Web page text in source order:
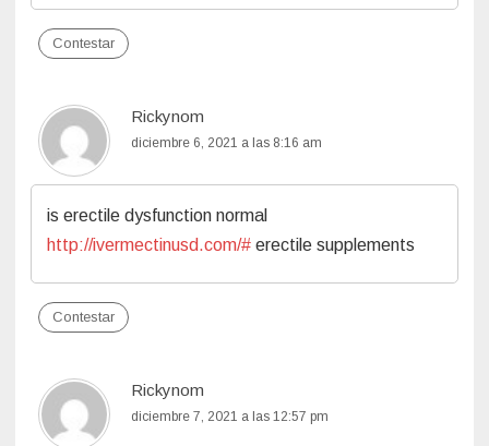
Contestar
Rickynom
diciembre 6, 2021 a las 8:16 am
is erectile dysfunction normal
http://ivermectinusd.com/# erectile supplements
Contestar
Rickynom
diciembre 7, 2021 a las 12:57 pm